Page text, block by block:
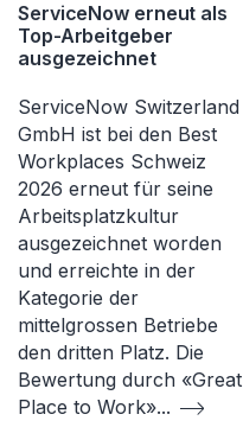
ServiceNow erneut als
Top-Arbeitgeber
ausgezeichnet
ServiceNow Switzerland
GmbH ist bei den Best
Workplaces Schweiz
2026 erneut für seine
Arbeitsplatzkultur
ausgezeichnet worden
und erreichte in der
Kategorie der
mittelgrossen Betriebe
den dritten Platz. Die
Bewertung durch «Great
Place to Work»...